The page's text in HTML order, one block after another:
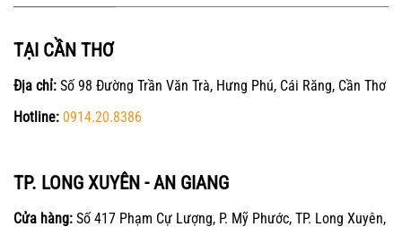
TẠI CẦN THƠ
Địa chỉ: Số 98 Đường Trần Văn Trà, Hưng Phú, Cái Răng, Cần Thơ
Hotline: 0914.20.8386
TP. LONG XUYÊN - AN GIANG
Cửa hàng: Số 417 Phạm Cự Lượng, P. Mỹ Phước, TP. Long Xuyên,